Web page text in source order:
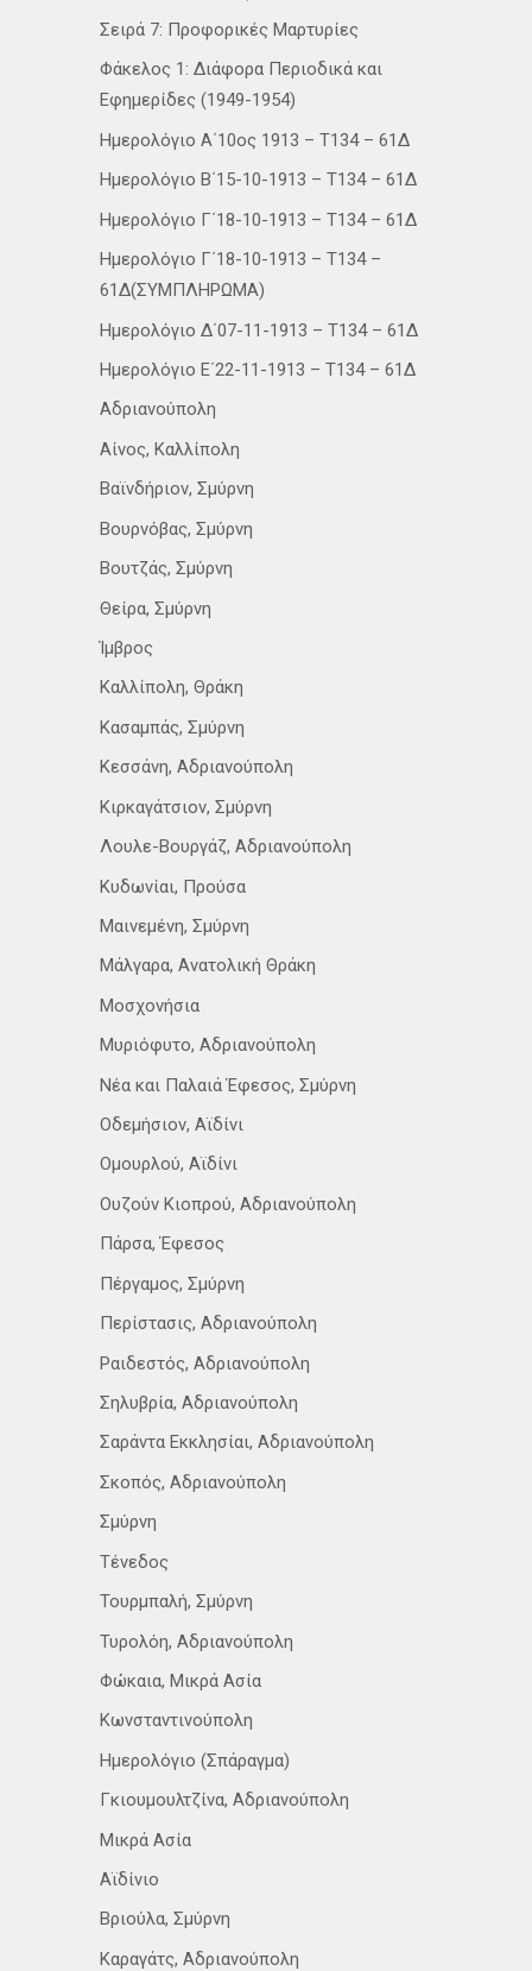
Σειρά 7: Προφορικές Μαρτυρίες
Φάκελος 1: Διάφορα Περιοδικά και
Εφημερίδες (1949-1954)
Ημερολόγιο Α΄10ος 1913 – Τ134 – 61Δ
Ημερολόγιο Β΄15-10-1913 – Τ134 – 61Δ
Ημερολόγιο Γ΄18-10-1913 – Τ134 – 61Δ
Ημερολόγιο Γ΄18-10-1913 – Τ134 –
61Δ(ΣΥΜΠΛΗΡΩΜΑ)
Ημερολόγιο Δ΄07-11-1913 – Τ134 – 61Δ
Ημερολόγιο Ε΄22-11-1913 – Τ134 – 61Δ
Αδριανούπολη
Αίνος, Καλλίπολη
Βαϊνδήριον, Σμύρνη
Βουρνόβας, Σμύρνη
Βουτζάς, Σμύρνη
Θείρα, Σμύρνη
Ίμβρος
Καλλίπολη, Θράκη
Κασαμπάς, Σμύρνη
Κεσσάνη, Αδριανούπολη
Κιρκαγάτσιον, Σμύρνη
Λουλε-Βουργάζ, Αδριανούπολη
Κυδωνίαι, Προύσα
Μαινεμένη, Σμύρνη
Μάλγαρα, Ανατολική Θράκη
Μοσχονήσια
Μυριόφυτο, Αδριανούπολη
Νέα­ και Παλαιά Έφεσος, Σμύρνη
Οδεμήσιον, Αϊδίνι
Ομουρλού, Αϊδίνι
Ουζούν Κιοπρού, Αδριανούπολη
Πάρσα, Έφεσος
Πέργαμος, Σμύρνη
Περίστασις, Αδριανούπολη
Ραιδεστός, Αδριανούπολη
Σηλυβρία, Αδριανούπολη
Σαράντα Εκκλησίαι, Αδριανούπολη
Σκοπός, Αδριανούπολη
Σμύρνη
Τένεδος
Τουρμπαλή, Σμύρνη
Τυρολόη, Αδριανούπολη
Φώκαια, Μικρά Ασία
Κωνσταντινούπολη
Ημερολόγιο (Σπάραγμα)
Γκιουμουλτζίνα, Αδριανούπολη
Μικρά Ασία
Αϊδίνιο
Βριούλα, Σμύρνη
Καραγάτς, Αδριανούπολη